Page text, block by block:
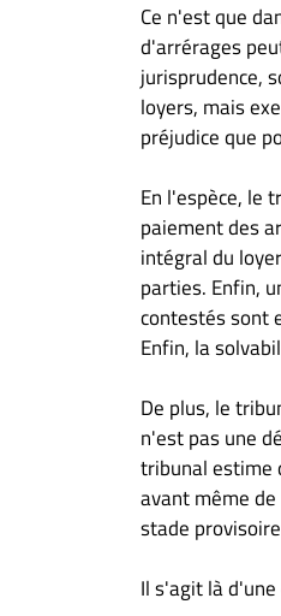
Ce n'est que
d'arrérages
jurisprudence,
loyers, mais
préjudice que
En l'espèce, le
paiement des
intégral du
parties. Enfin,
contestés sont
Enfin, la
De plus, le
n'est pas une
tribunal estime
avant même
stade
Il s'agit là